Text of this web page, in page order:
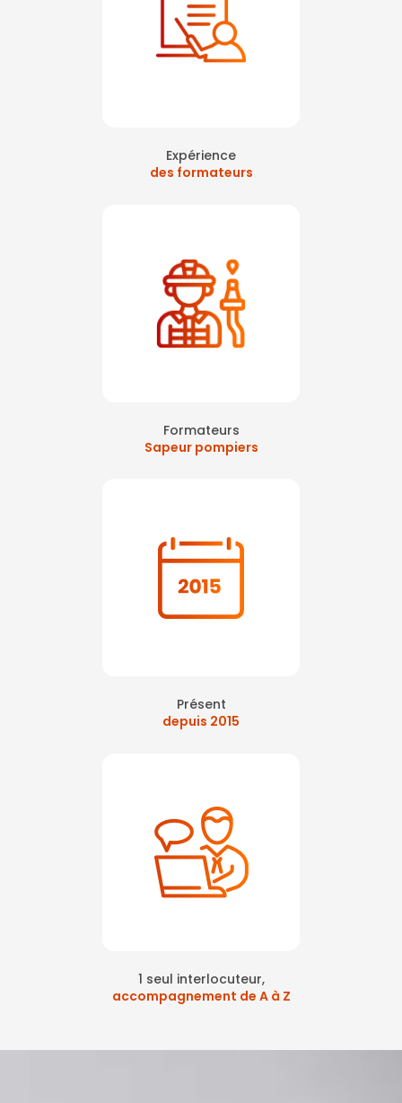
Expérience
des formateurs
Formateurs
Sapeur pompiers
Présent
depuis 2015
1 seul interlocuteur,
accompagnement de A à Z